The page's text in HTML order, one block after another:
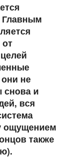
Главным
не
снова и
вся
ощущением
также